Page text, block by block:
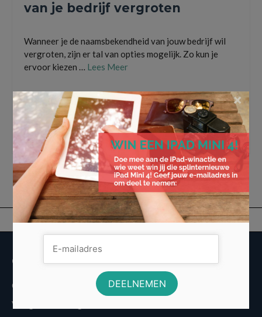
van je bedrijf vergroten
Wanneer je de naamsbekendheid van jouw bedrijf wil
vergroten, zijn er tal van opties mogelijk. Zo kun je
ervoor kiezen … Lees Meer
bedrijfslogo ,Coffee-to-go-beker bedrukken groeipapier laten bedrukken,
investeren
jouw bedrijf in the picture zetten,logo lasergraveren,naamsbekendheid
van je bedrijf vergroten,naamsbekendheid van jouw bedrijf
roestvrijstalen
thermosflessen , waterflesjes laten bedrukken,welkomstcadeau nieuwe klanten
Overige informatie
Over Voordeligst.nl
Veelgestelde vragen
×